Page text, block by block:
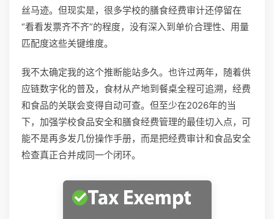
丝马迹。但现实是，很多学校的膳食经费审计还停留在
“看看发票齐不齐”的程度，没有深入到单价合理性、用量
匹配度这些关键维度。
我不太确定我的这个推断能站多久。也许过两年，随着供
应链数字化的普及，食材从产地到餐桌全程可追溯，经费
和食品的关联会变得自动可查。但至少在2026年的当
下，加强学校食品安全和膳食经费管理的最佳切入点，可
能不是再多发几份操作手册，而是把经费审计和食品安全
检查真正合并成同一个闭环。